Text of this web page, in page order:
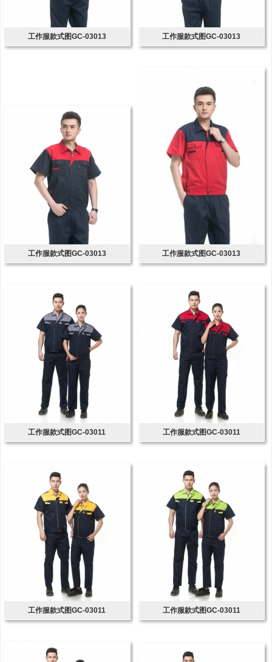
工作服款式图GC-03013 工作服款式图GC-03013
工作服款式图GC-03013 工作服款式图GC-03013
工作服款式图GC-03011 工作服款式图GC-03011
工作服款式图GC-03011 工作服款式图GC-03011